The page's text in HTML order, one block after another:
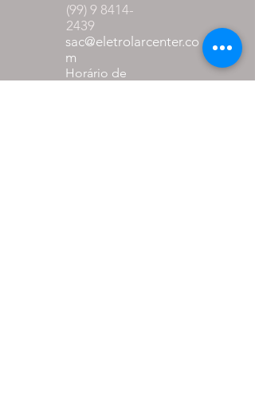
(99) 9 8414-
2439
sac@eletrolarcenter.co
m
Horário de